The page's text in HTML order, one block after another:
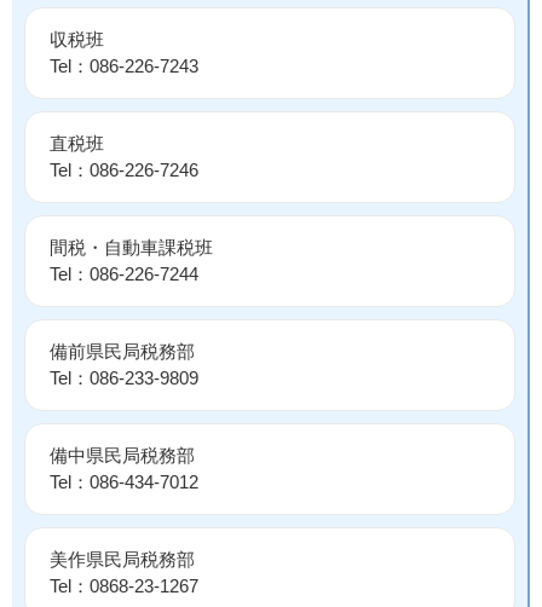
収税班
Tel：086-226-7243
直税班
Tel：086-226-7246
間税・自動車課税班
Tel：086-226-7244
備前県民局税務部
Tel：086-233-9809
備中県民局税務部
Tel：086-434-7012
美作県民局税務部
Tel：0868-23-1267